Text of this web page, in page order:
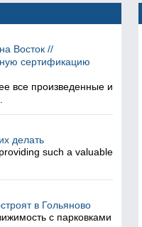
Восток //
сертификацию
все произведенные и
делать
such a valuable
в Гольяново
с парковками